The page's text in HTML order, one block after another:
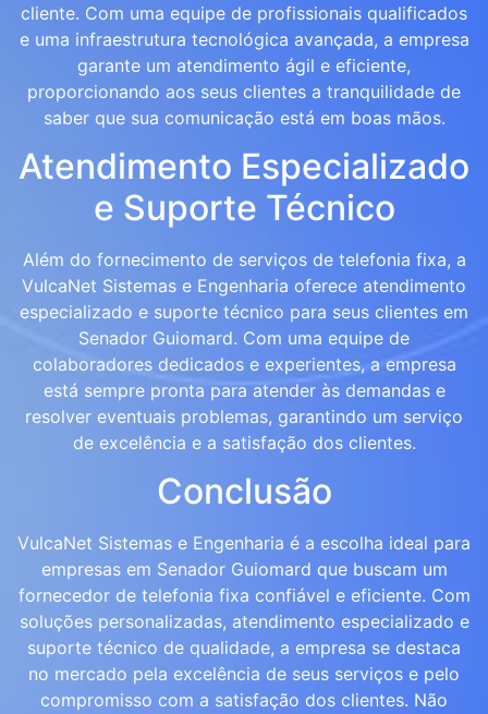
cliente. Com uma equipe de profissionais qualificados
e uma infraestrutura tecnológica avançada, a empresa
garante um atendimento ágil e eficiente,
proporcionando aos seus clientes a tranquilidade de
saber que sua comunicação está em boas mãos.
Atendimento Especializado
e Suporte Técnico
Além do fornecimento de serviços de telefonia fixa, a
VulcaNet Sistemas e Engenharia oferece atendimento
especializado e suporte técnico para seus clientes em
Senador Guiomard. Com uma equipe de
colaboradores dedicados e experientes, a empresa
está sempre pronta para atender às demandas e
resolver eventuais problemas, garantindo um serviço
de excelência e a satisfação dos clientes.
Conclusão
VulcaNet Sistemas e Engenharia é a escolha ideal para
empresas em Senador Guiomard que buscam um
fornecedor de telefonia fixa confiável e eficiente. Com
soluções personalizadas, atendimento especializado e
suporte técnico de qualidade, a empresa se destaca
no mercado pela excelência de seus serviços e pelo
compromisso com a satisfação dos clientes. Não